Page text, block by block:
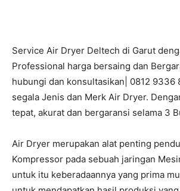
Service Air Dryer Deltech di Garut
Professional harga bersaing dan
hubungi dan konsultasikan| 0812 9336
segala Jenis dan Merk Air Dryer.
tepat, akurat dan bergaransi selama 3
Air Dryer merupakan alat penting
Kompressor pada sebuah jaringan
untuk itu keberadaannya yang prima